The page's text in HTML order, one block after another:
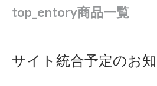
top_entory商品一覧
サイト統合予定のお